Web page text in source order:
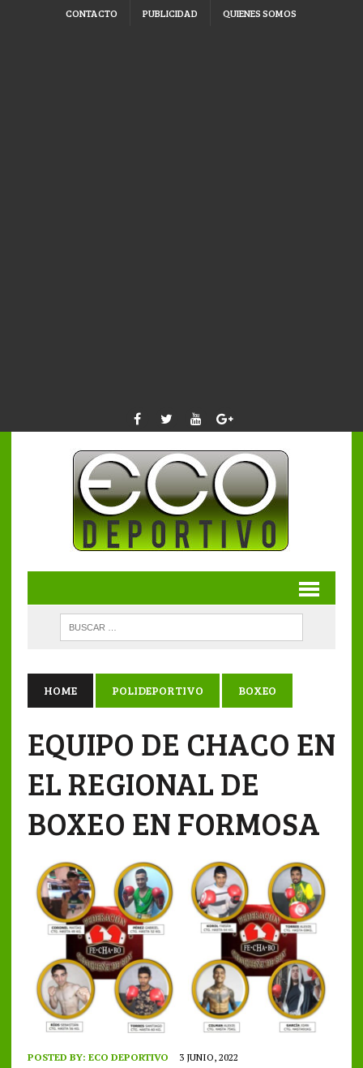
CONTACTO PUBLICIDAD QUIENES SOMOS
HOME POLIDEPORTIVO BOXEO
EQUIPO DE CHACO EN
EL REGIONAL DE
BOXEO EN FORMOSA
POSTED BY: ECO DEPORTIVO 3 JUNIO, 2022